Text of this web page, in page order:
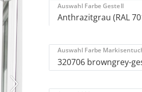
Auswahl Farbe Gestell
Auswahl Farbe